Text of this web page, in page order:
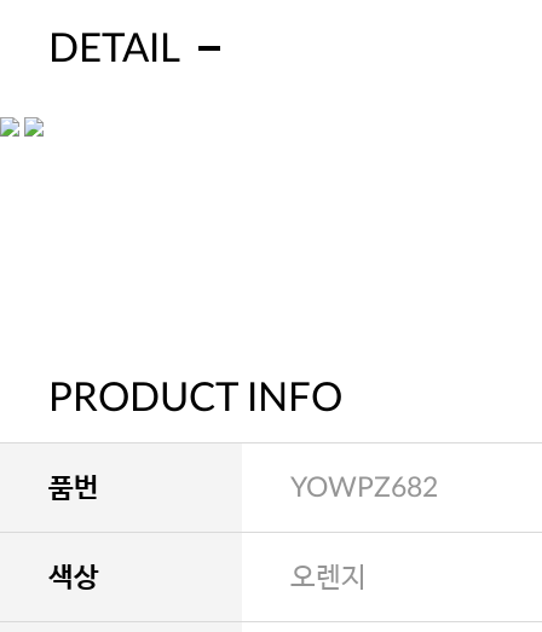
DETAIL
PRODUCT INFO
품번 YOWPZ682
색상 오렌지